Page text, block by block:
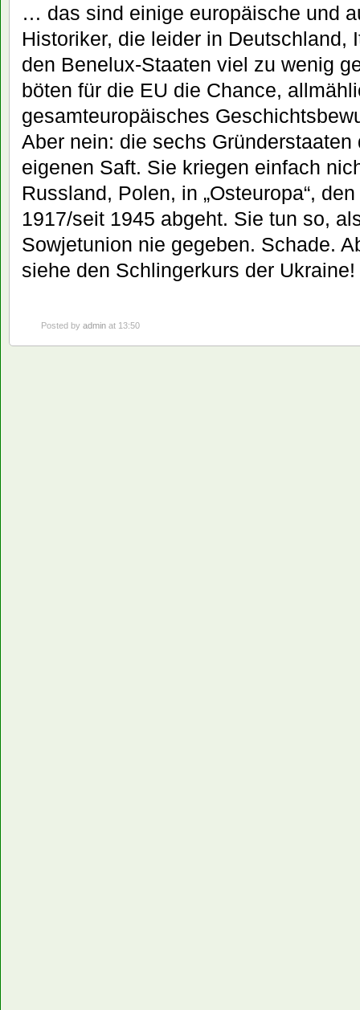
… das sind einige europäische und
Historiker, die leider in Deutschland,
den Benelux-Staaten viel zu wenig
böten für die EU die Chance,
gesamteuropäisches
Aber nein: die sechs
eigenen Saft. Sie kriegen einfach
Russland, Polen, in „Osteuropa“,
1917/seit 1945 abgeht. Sie tun so,
Sowjetunion nie gegeben. Schade.
siehe den Schlingerkurs der Ukraine!
Posted by admin at 13:50